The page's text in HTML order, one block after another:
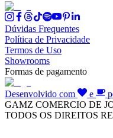
Dúvidas Frequentes
Política de Privacidade
Termos de Uso
Showrooms
Formas de pagamento
Desenvolvido com e
GAMZ COMERCIO DE
TODOS OS DIREITOS